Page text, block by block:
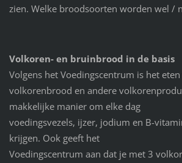
zien. Welke broodsoorten worden wel /
Volkoren- en bruinbrood in de basis
Volgens het Voedingscentrum is het eten
volkorenbrood en andere
makkelijke manier om elke dag
voedingsvezels, ijzer, jodium en B-
krijgen. Ook geeft het
Voedingscentrum aan dat je met 3